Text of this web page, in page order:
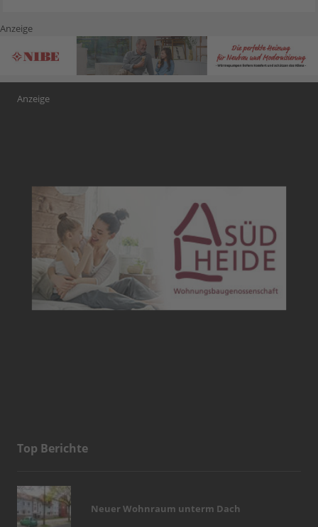
Anzeige
Anzeige
Top Berichte
Neuer Wohnraum unterm Dach